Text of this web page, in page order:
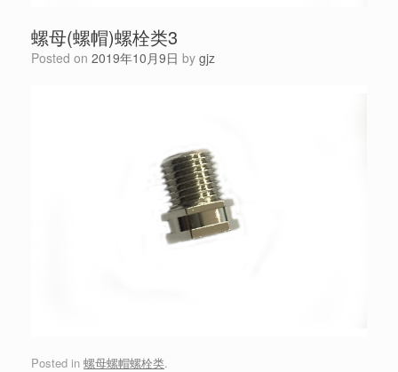
螺母(螺帽)螺栓类3
Posted on 2019年10月9日 by gjz
Posted in 螺母螺帽螺栓类.